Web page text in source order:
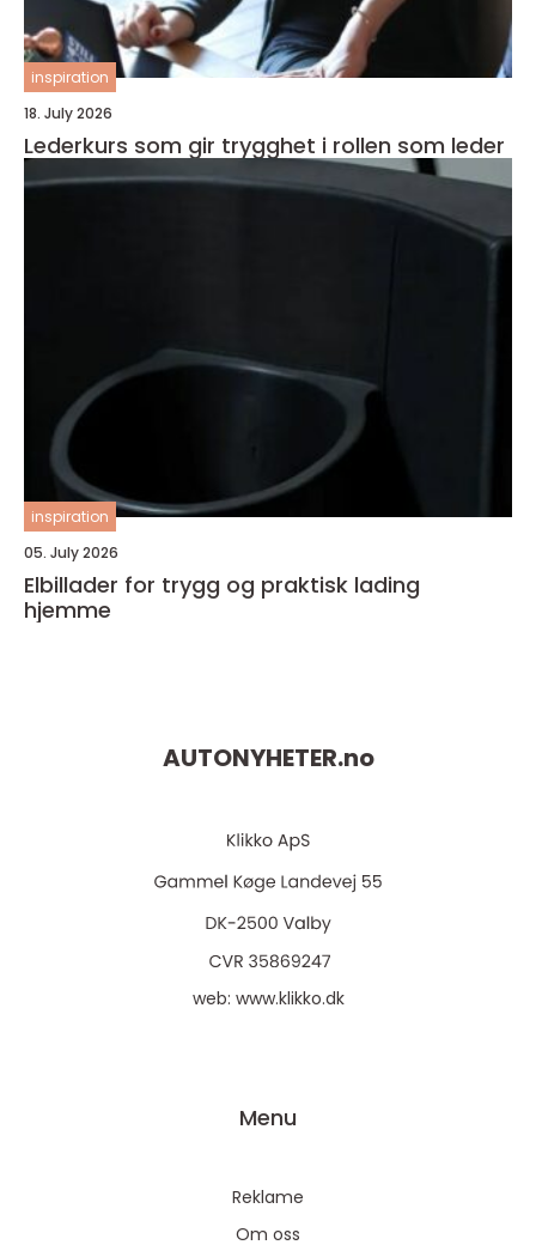
inspiration
18. July 2026
Lederkurs som gir trygghet i rollen som leder
inspiration
05. July 2026
Elbillader for trygg og praktisk lading
hjemme
AUTONYHETER.no
web: www.klikko.dk
Menu
Reklame
Om oss